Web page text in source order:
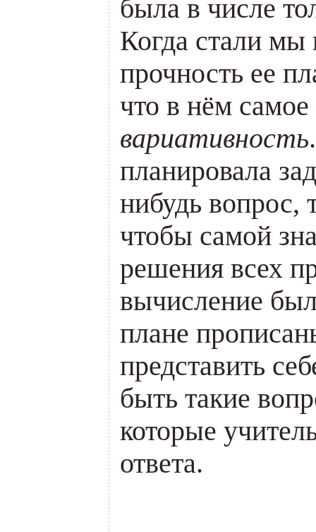
была в числе
Когда стали мы
прочность ее
что в нём самое
вариативность
планировала
нибудь вопрос,
чтобы самой
решения всех
вычисление
плане
представить
быть такие
которые
ответа.